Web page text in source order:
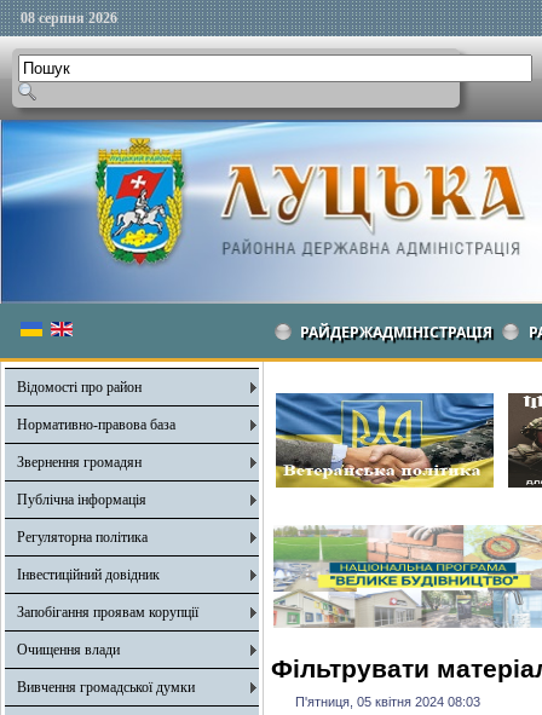
08 серпня 2026
РАЙДЕРЖАДМІНІСТРАЦІЯ
Відомості про район
Нормативно-правова база
Звернення громадян
Публічна інформація
Регуляторна політика
Інвестиційний довідник
Запобігання проявам корупції
Очищення влади
Вивчення громадської думки
Фільтрувати
П'ятниця, 05 квітня 2024 08:03